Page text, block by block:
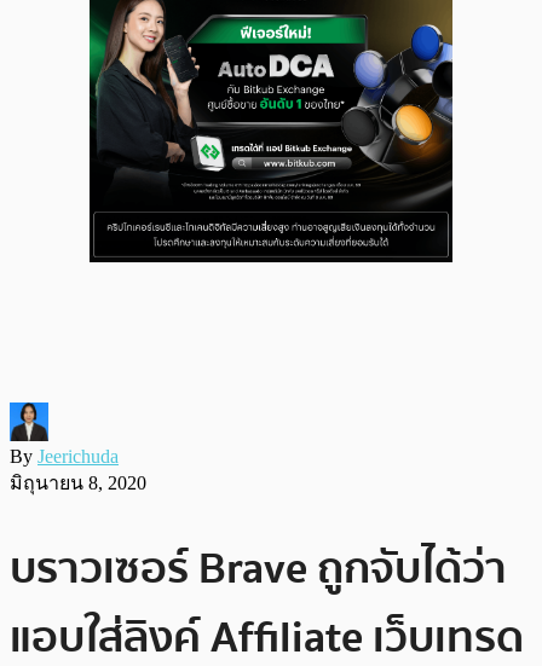
By Jeerichuda
มิถุนายน 8, 2020
บราวเซอร์ Brave ถูกจับได้ว่า
แอบใส่ลิงค์ Affiliate เว็บเทรด